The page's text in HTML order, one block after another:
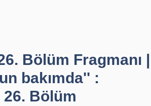
Bölüm Fragmanı |
bakımda'' :
Bölüm